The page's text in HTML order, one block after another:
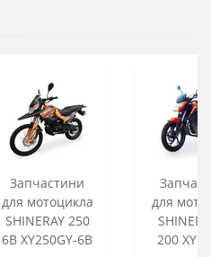
Запчастини
для мотоцикла
SHINERAY 250
6B XY250GY-6B
для
200